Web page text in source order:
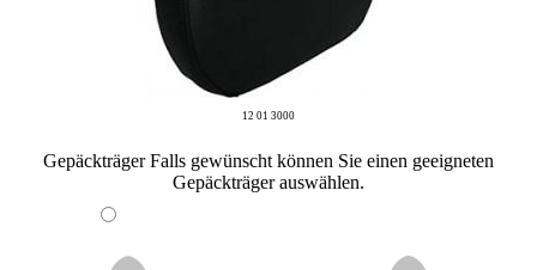
12 01 3000
Gepäckträger Falls gewünscht können Sie einen geeigneten
Gepäckträger auswählen.